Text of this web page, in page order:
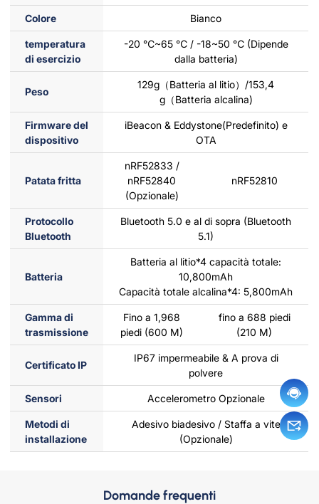
Colore Bianco
temperatura
di esercizio
-20 ℃~65 ℃ / -18~50 ℃ (Dipende
dalla batteria)
Peso
129g（Batteria al litio）/153,4
g（Batteria alcalina)
Firmware del
dispositivo
iBeacon & Eddystone(Predefinito) e
OTA
Patata fritta
nRF52833 /
nRF52840
(Opzionale)
nRF52810
Protocollo
Bluetooth
Bluetooth 5.0 e al di sopra (Bluetooth
5.1)
Batteria
Batteria al litio*4 capacità totale:
10,800mAh
Capacità totale alcalina*4: 5,800mAh
Gamma di
trasmissione
Fino a 1,968
piedi (600 M)
fino a 688 piedi
(210 M)
Certificato IP
IP67 impermeabile & A prova di
polvere
Sensori Accelerometro Opzionale
Metodi di
installazione
Adesivo biadesivo / Staffa a vite
(Opzionale)
Domande frequenti